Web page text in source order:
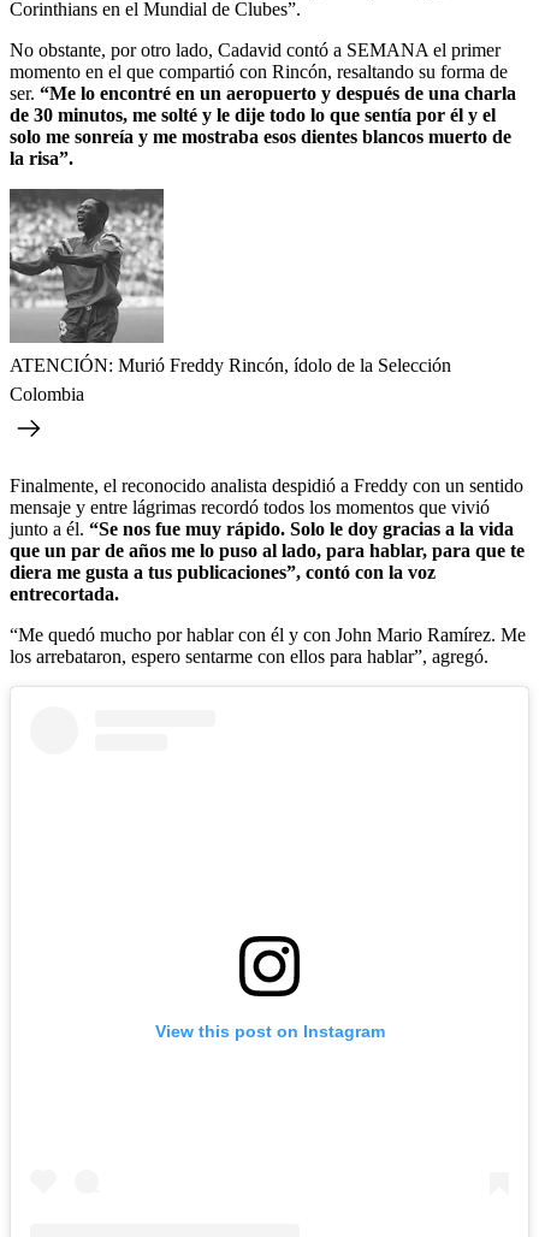
Corinthians en el Mundial de Clubes”.
No obstante, por otro lado, Cadavid contó a SEMANA el primer
momento en el que compartió con Rincón, resaltando su forma de
ser. “Me lo encontré en un aeropuerto y después de una charla
de 30 minutos, me solté y le dije todo lo que sentía por él y el
solo me sonreía y me mostraba esos dientes blancos muerto de
la risa”.
ATENCIÓN: Murió Freddy Rincón, ídolo de la Selección
Colombia
Finalmente, el reconocido analista despidió a Freddy con un sentido
mensaje y entre lágrimas recordó todos los momentos que vivió
junto a él. “Se nos fue muy rápido. Solo le doy gracias a la vida
que un par de años me lo puso al lado, para hablar, para que te
diera me gusta a tus publicaciones”, contó con la voz
entrecortada.
“Me quedó mucho por hablar con él y con John Mario Ramírez. Me
los arrebataron, espero sentarme con ellos para hablar”, agregó.
View this post on Instagram